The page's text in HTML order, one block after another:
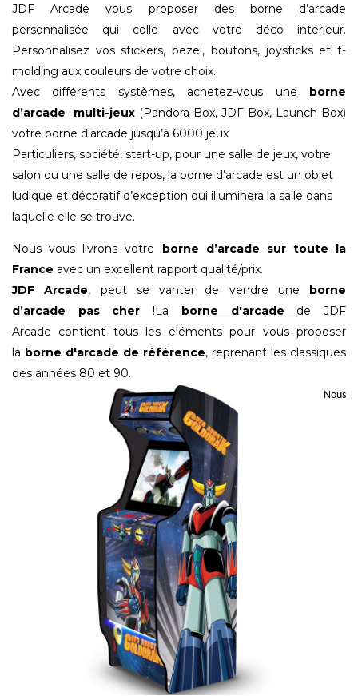
JDF Arcade vous proposer des borne d’arcade
personnalisée qui colle avec votre déco intérieur.
Personnalisez vos stickers, bezel, boutons, joysticks et t-
molding aux couleurs de votre choix.
​Avec différents systèmes, achetez-vous une borne
d’arcade
multi-jeux (Pandora Box, JDF Box, Launch Box)
votre borne d'arcade jusqu’à 6000 jeux
Particuliers, société, start-up, pour une salle de jeux, votre
salon ou une salle de repos, la borne d’arcade est un objet
ludique et décoratif d’exception qui illuminera la salle dans
laquelle elle se trouve.
Nous vous livrons votre borne d’arcade sur toute la
France avec un excellent rapport qualité/prix.
JDF Arcade, peut se vanter de vendre une borne
d’arcade pas cher!La borne d'arcade de JDF
Arcade contient tous les éléments pour vous proposer
la borne d'arcade de référence, reprenant les classiques
des années 80 et 90.
Nous